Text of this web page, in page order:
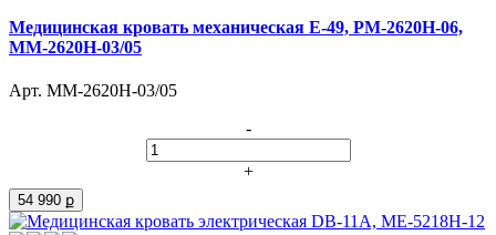
Медицинская кровать механическая Е-49, РМ-2620Н-06,
ММ-2620Н-03/05
Арт. ММ-2620Н-03/05
-
+
54 990 ք